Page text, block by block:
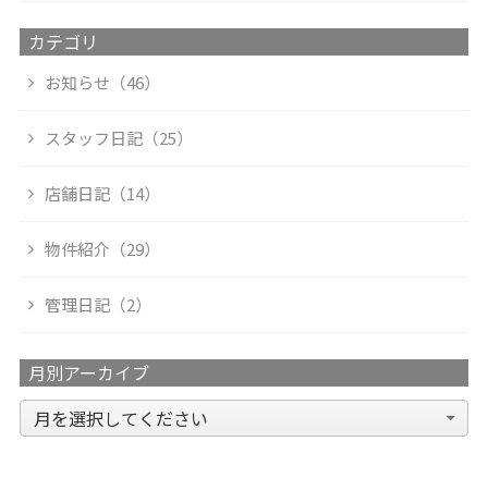
カテゴリ
お知らせ（46）
スタッフ日記（25）
店舗日記（14）
物件紹介（29）
管理日記（2）
月別アーカイブ